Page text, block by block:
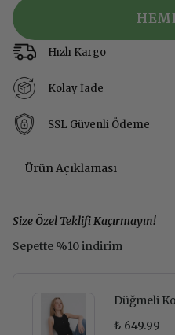
Hızlı Kargo
Kolay İade
SSL Güvenli Ödeme
Ürün Açıklaması
Size Özel Teklifi Kaçırmayın!
Sepette %10 indirim
Düğmeli
₺ 649.99